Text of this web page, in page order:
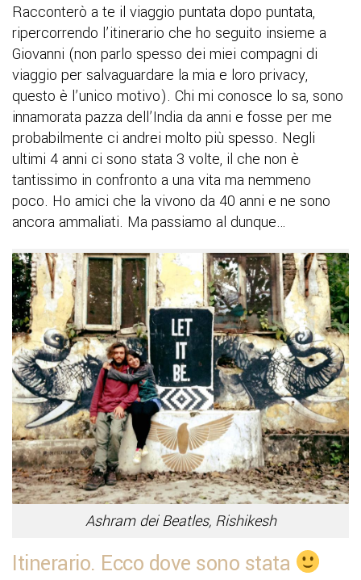
Racconterò a te il viaggio puntata dopo puntata,
ripercorrendo l’itinerario che ho seguito insieme a
Giovanni (non parlo spesso dei miei compagni di
viaggio per salvaguardare la mia e loro privacy,
questo è l’unico motivo). Chi mi conosce lo sa, sono
innamorata pazza dell’India da anni e fosse per me
probabilmente ci andrei molto più spesso. Negli
ultimi 4 anni ci sono stata 3 volte, il che non è
tantissimo in confronto a una vita ma nemmeno
poco. Ho amici che la vivono da 40 anni e ne sono
ancora ammaliati. Ma passiamo al dunque…
Ashram dei Beatles, Rishikesh
Itinerario. Ecco dove sono stata